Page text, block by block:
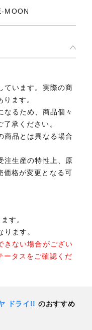
MOON
ています。実際の商
ます。
なるため、商品個々
承ください。
商品とは異なる場合
注生産の特性上、原
価格が変更となる可
す。
ます。
きない場合がござい
ータスをご確認くだ
ドライ!! のおすすめ